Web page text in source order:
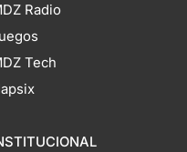
Radio
Tech